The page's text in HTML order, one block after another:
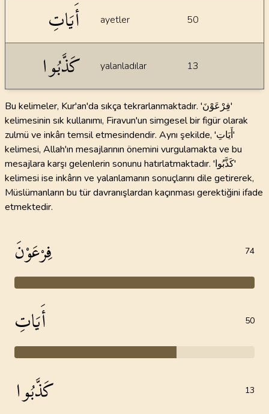
أَيَاتِ ayetler 50
كَذَّبُوا yalanladılar 13
Bu kelimeler, Kur'an'da sıkça tekrarlanmaktadır. 'فِرْعَوْنَ'
kelimesinin sık kullanımı, Firavun'un simgesel bir figür olarak
zulmü ve inkârı temsil etmesindendir. Aynı şekilde, 'أَيَاتِ'
kelimesi, Allah'ın mesajlarının önemini vurgulamakta ve bu
mesajlara karşı gelenlerin sonunu hatırlatmaktadır. 'كَذَّبُوا'
kelimesi ise inkârın ve yalanlamanın sonuçlarını dile getirerek,
Müslümanların bu tür davranışlardan kaçınması gerektiğini ifade
etmektedir.
فِرْعَوْنَ 74
أَيَاتِ 50
كَذَّبُوا 13